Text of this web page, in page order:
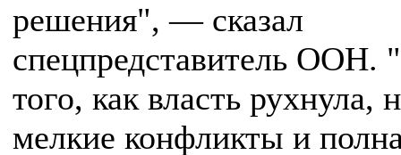
решения", — сказал
спецпредставитель ООН.
того, как власть рухнула,
мелкие конфликты и